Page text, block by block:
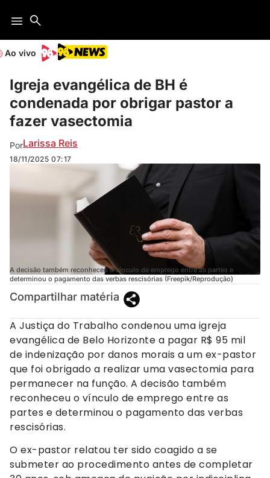
Ao vivo
Igreja evangélica de BH é
condenada por obrigar pastor a
fazer vasectomia
PorLarissa Reis
18/11/2025 07:17
A decisão também reconheceu o vínculo de emprego entre as partes e
determinou o pagamento das verbas rescisórias (Freepik/Reprodução)
Compartilhar matéria
A Justiça do Trabalho condenou uma igreja
evangélica de Belo Horizonte a pagar R$ 95 mil
de indenização por danos morais a um ex-pastor
que foi obrigado a realizar uma vasectomia para
permanecer na função. A decisão também
reconheceu o vínculo de emprego entre as
partes e determinou o pagamento das verbas
rescisórias.
O ex-pastor relatou ter sido coagido a se
submeter ao procedimento antes de completar